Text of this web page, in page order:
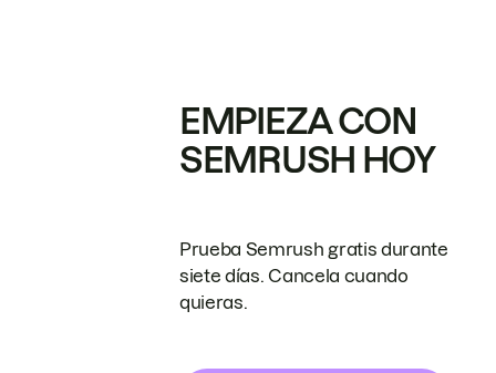
EMPIEZA CON
SEMRUSH HOY
Prueba Semrush gratis durante
siete días. Cancela cuando
quieras.